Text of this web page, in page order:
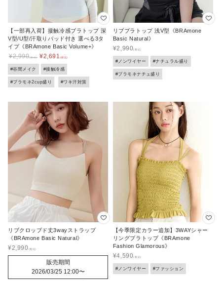
【一部再入荷】接触冷感ブラトップ 深
V型/U型/汗取りパッド付き 選べる3タ
イプ《BRAmone Basic Volume+》
¥2,990 ¥2,691
#谷間メイク #接触冷感
#ブラモネ2cup盛り #ワキ汗対策
リブブラトップ 浅V型《BRAmone
Basic Natural》
¥2,990
#ノンワイヤー #ナチュラル盛り
#ブラモネナチュ盛り
リブクロップド丈3wayストラップ
《BRAmone Basic Natural》
¥2,990
販売期間
2026/03/25 12:00〜
【今季限定カラー追加】3WAYシャー
リングブラトップ《BRAmone
Fashion Glamorous》
¥4,590
#ノンワイヤー #ファッション